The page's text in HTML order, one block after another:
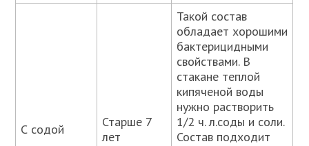
С содой
Старше 7
лет
Такой состав
обладает хорошими
бактерицидными
свойствами. В
стакане теплой
кипяченой воды
нужно растворить
1/2 ч. л.соды и соли.
Состав подходит